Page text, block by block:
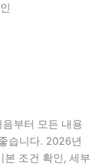
부터 모든 내용
습니다. 2026년
조건 확인, 세부